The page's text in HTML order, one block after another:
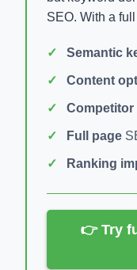
SEO. With a
Semantic
Content
Competitor
Full page
Ranking
👉 Try